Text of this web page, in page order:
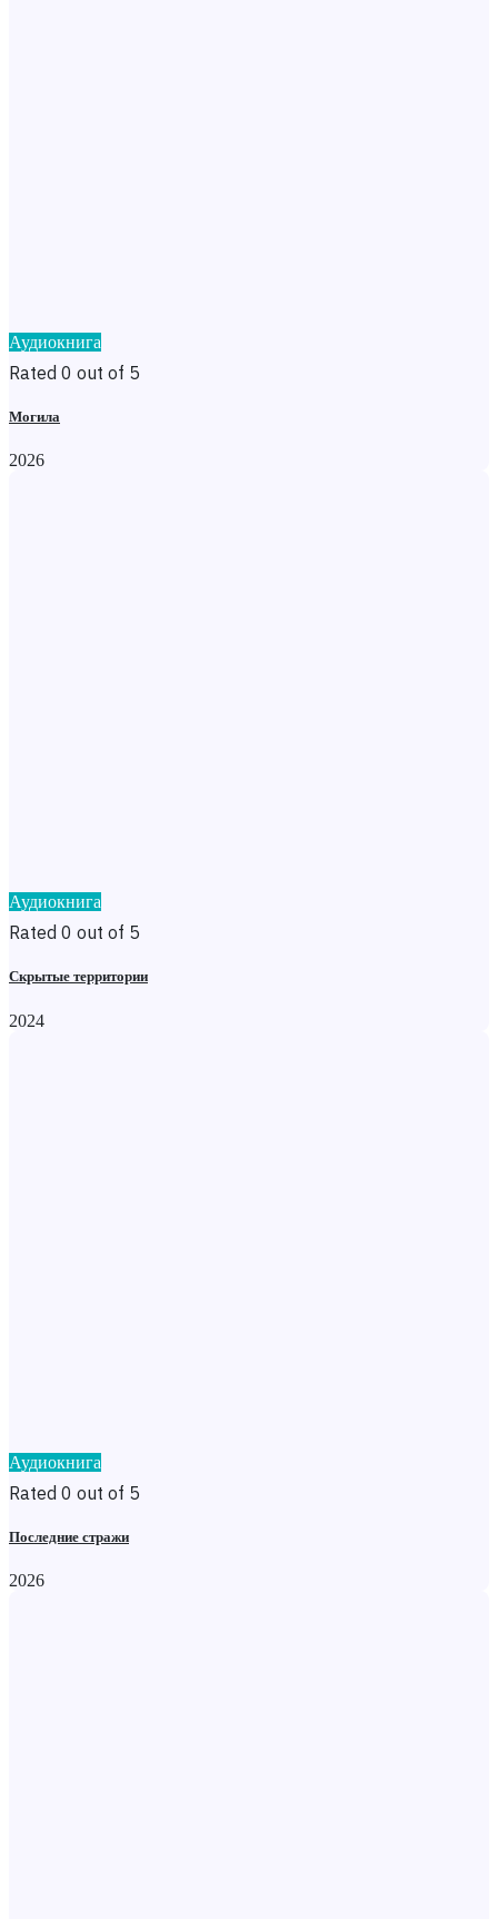
Аудиокнига
Rated 0 out of 5
Могила
2026
Аудиокнига
Rated 0 out of 5
Скрытые территории
2024
Аудиокнига
Rated 0 out of 5
Последние стражи
2026